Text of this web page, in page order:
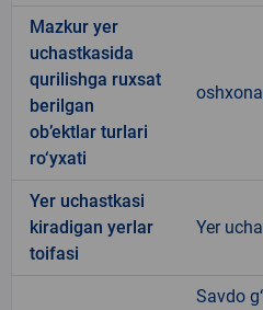
Mazkur yer
uchastkasida
qurilishga ruxsat
berilgan
ob’ektlar turlari
ro‘yxati
Yer uchastkasi
kiradigan yerlar
toifasi
Yer
Savdo